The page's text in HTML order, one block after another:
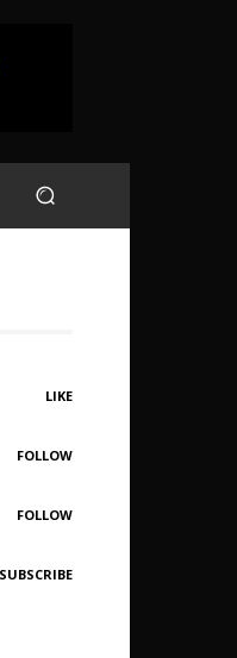
LIKE
FOLLOW
FOLLOW
SUBSCRIBE